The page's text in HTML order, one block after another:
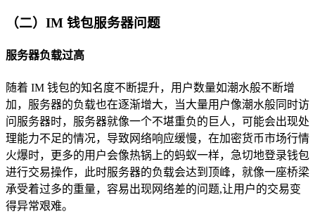
（二）IM 钱包服务器问题
服务器负载过高
随着 IM 钱包的知名度不断提升，用户数量如潮水般不断增
加，服务器的负载也在逐渐增大，当大量用户像潮水般同时访
问服务器时，服务器就像一个不堪重负的巨人，可能会出现处
理能力不足的情况，导致网络响应缓慢，在加密货币市场行情
火爆时，更多的用户会像热锅上的蚂蚁一样，急切地登录钱包
进行交易操作，此时服务器的负载会达到顶峰，就像一座桥梁
承受着过多的重量，容易出现网络差的问题,让用户的交易变
得异常艰难。